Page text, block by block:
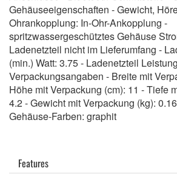
Gehäuseeigenschaften - Gewicht,
Ohrankopplung: In-Ohr-Ankopplung -
spritzwassergeschütztes Gehäuse
Ladenetzteil nicht im Lieferumfang -
(min.) Watt: 3.75 - Ladenetzteil
Verpackungsangaben - Breite mit
Höhe mit Verpackung (cm): 11 - Tiefe
4.2 - Gewicht mit Verpackung (kg):
Gehäuse-Farben: graphit
Features